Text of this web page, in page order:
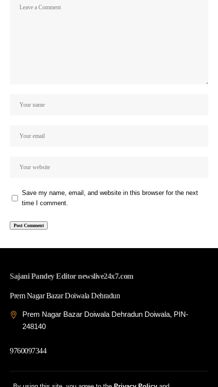
Save my name, email, and website in this browser for the next
time I comment.
Sajani Pandey Editor newslive24x7.com
Prem Nagar Bazar Doiwala Dehradun
Prem Nagar Bazar Doiwala Dehradun Doiwala, PIN-
248140
9760097344
© 2026 News Live 24x7| Developed By: Tech Yard Labs